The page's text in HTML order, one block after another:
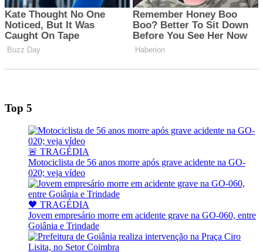
Top 5
🚨 TRAGÉDIA
Motociclista de 56 anos morre após grave acidente na GO-
020; veja vídeo
🖤 TRAGÉDIA
Jovem empresário morre em acidente grave na GO-060, entre
Goiânia e Trindade